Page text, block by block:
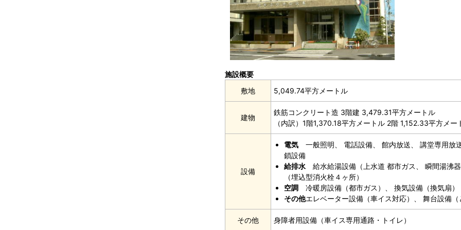
施設概要
敷地
5,049.74平方メートル
建物
鉄筋コンクリート造 3階建 3,479.31平方メートル
（内訳）1階1,370.18平方メートル 2階 1,152.33平方メ
設備
電気 一般照明、 電話設備、 館内放送、 講堂専用放
鎖設備
給排水 給水給湯設備（上水道 都市ガス、 瞬間湯沸
（埋込型消火栓４ヶ所）
空調 冷暖房設備（都市ガス）、 換気設備（換気扇）
その他エレベーター設備（車イス対応）、 舞台設備
その他 身障者用設備（車イス専用通路・トイレ）